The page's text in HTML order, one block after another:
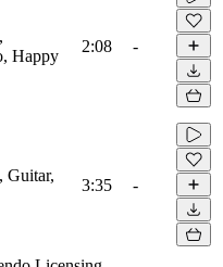
Happy
2:08 -
Guitar,
3:35 -